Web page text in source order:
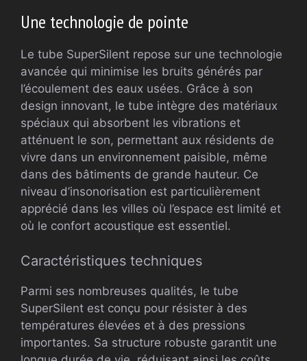
Une technologie de pointe
Le tube SuperSilent repose sur une technologie
avancée qui minimise les bruits générés par
l’écoulement des eaux usées. Grâce à son
design innovant, le tube intègre des matériaux
spéciaux qui absorbent les vibrations et
atténuent le son, permettant aux résidents de
vivre dans un environnement paisible, même
dans des bâtiments de grande hauteur. Ce
niveau d’insonorisation est particulièrement
apprécié dans les villes où l’espace est limité et
où le confort acoustique est essentiel.
Caractéristiques techniques
Parmi ses nombreuses qualités, le tube
SuperSilent est conçu pour résister à des
températures élevées et à des pressions
importantes. Sa structure robuste garantit une